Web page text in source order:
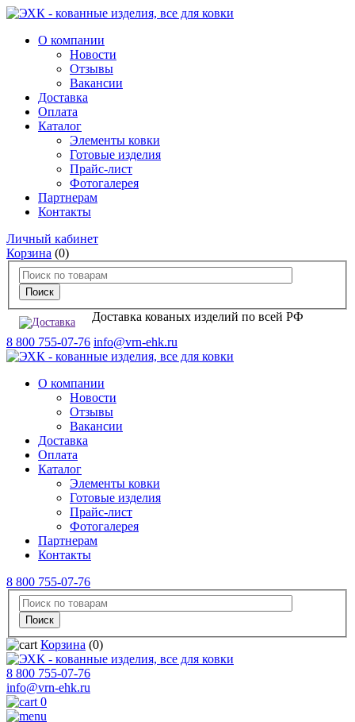
О компании
Новости
Отзывы
Вакансии
Доставка
Оплата
Каталог
Элементы ковки
Готовые изделия
Прайс-лист
Фотогалерея
Партнерам
Контакты
Личный кабинет
Корзина (0)
Доставка кованых изделий по всей РФ
8 800 755-07-76 info@vrn-ehk.ru
О компании
Новости
Отзывы
Вакансии
Доставка
Оплата
Каталог
Элементы ковки
Готовые изделия
Прайс-лист
Фотогалерея
Партнерам
Контакты
8 800 755-07-76
Корзина (0)
8 800 755-07-76
info@vrn-ehk.ru
0